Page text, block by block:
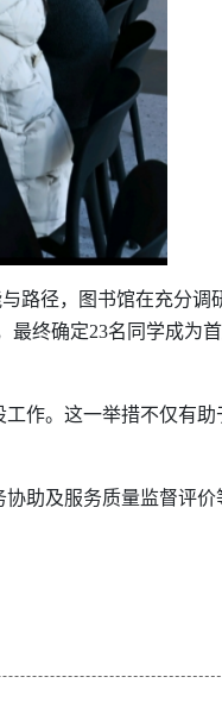
路径，图书馆在充分调
最终确定23名同学成为
作。这一举措不仅有助
助及服务质量监督评价